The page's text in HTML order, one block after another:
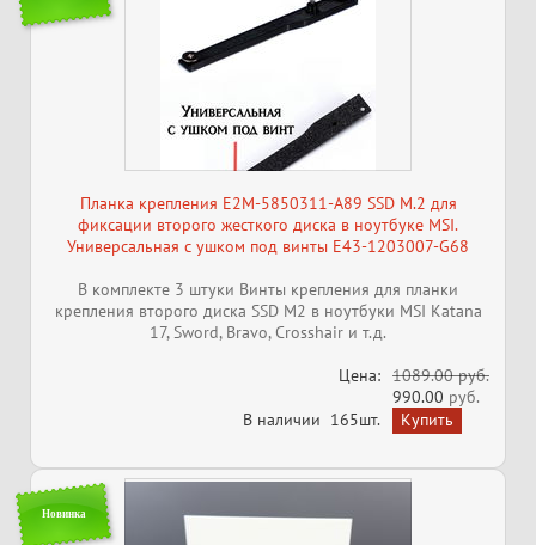
Планка крепления E2M-5850311-A89 SSD M.2 для
фиксации второго жесткого диска в ноутбуке MSI.
Универсальная с ушком под винты E43-1203007-G68
В комплекте 3 штуки Винты крепления для планки
крепления второго диска SSD M2 в ноутбуки MSI Katana
17, Sword, Bravo, Crosshair и т.д.
Цена: 1089.00 руб.
990.00 руб.
В наличии 165шт.
Новинка